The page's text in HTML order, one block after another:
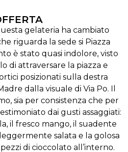
gelateria ha cambiato
riguarda la sede si Piazza
è stato quasi indolore, visto
di attraversare la piazza e
posizionati sulla destra
dalla visuale di Via Po. Il
sia per consistenza che per
dai gusti assaggiati:
il fresco mango, il suadente
salata e la golosa
di cioccolato all’interno.